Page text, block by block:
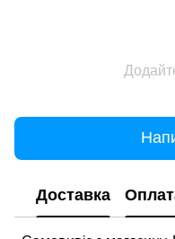
Доставка